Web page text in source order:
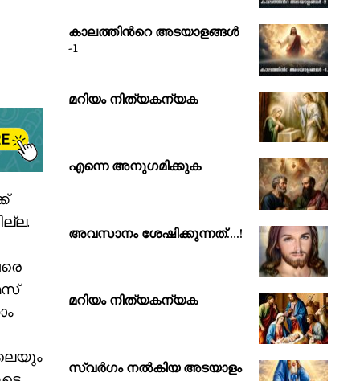
കാലത്തിൻറെ അടയാളങ്ങൾ
-1
മറിയം നിത്യകന്യക
എന്നെ അനുഗമിക്കുക
അവസാനം ശേഷിക്കുന്നത്….!
മറിയം നിത്യകന്യക
സ്വർഗം നൽകിയ അടയാളം